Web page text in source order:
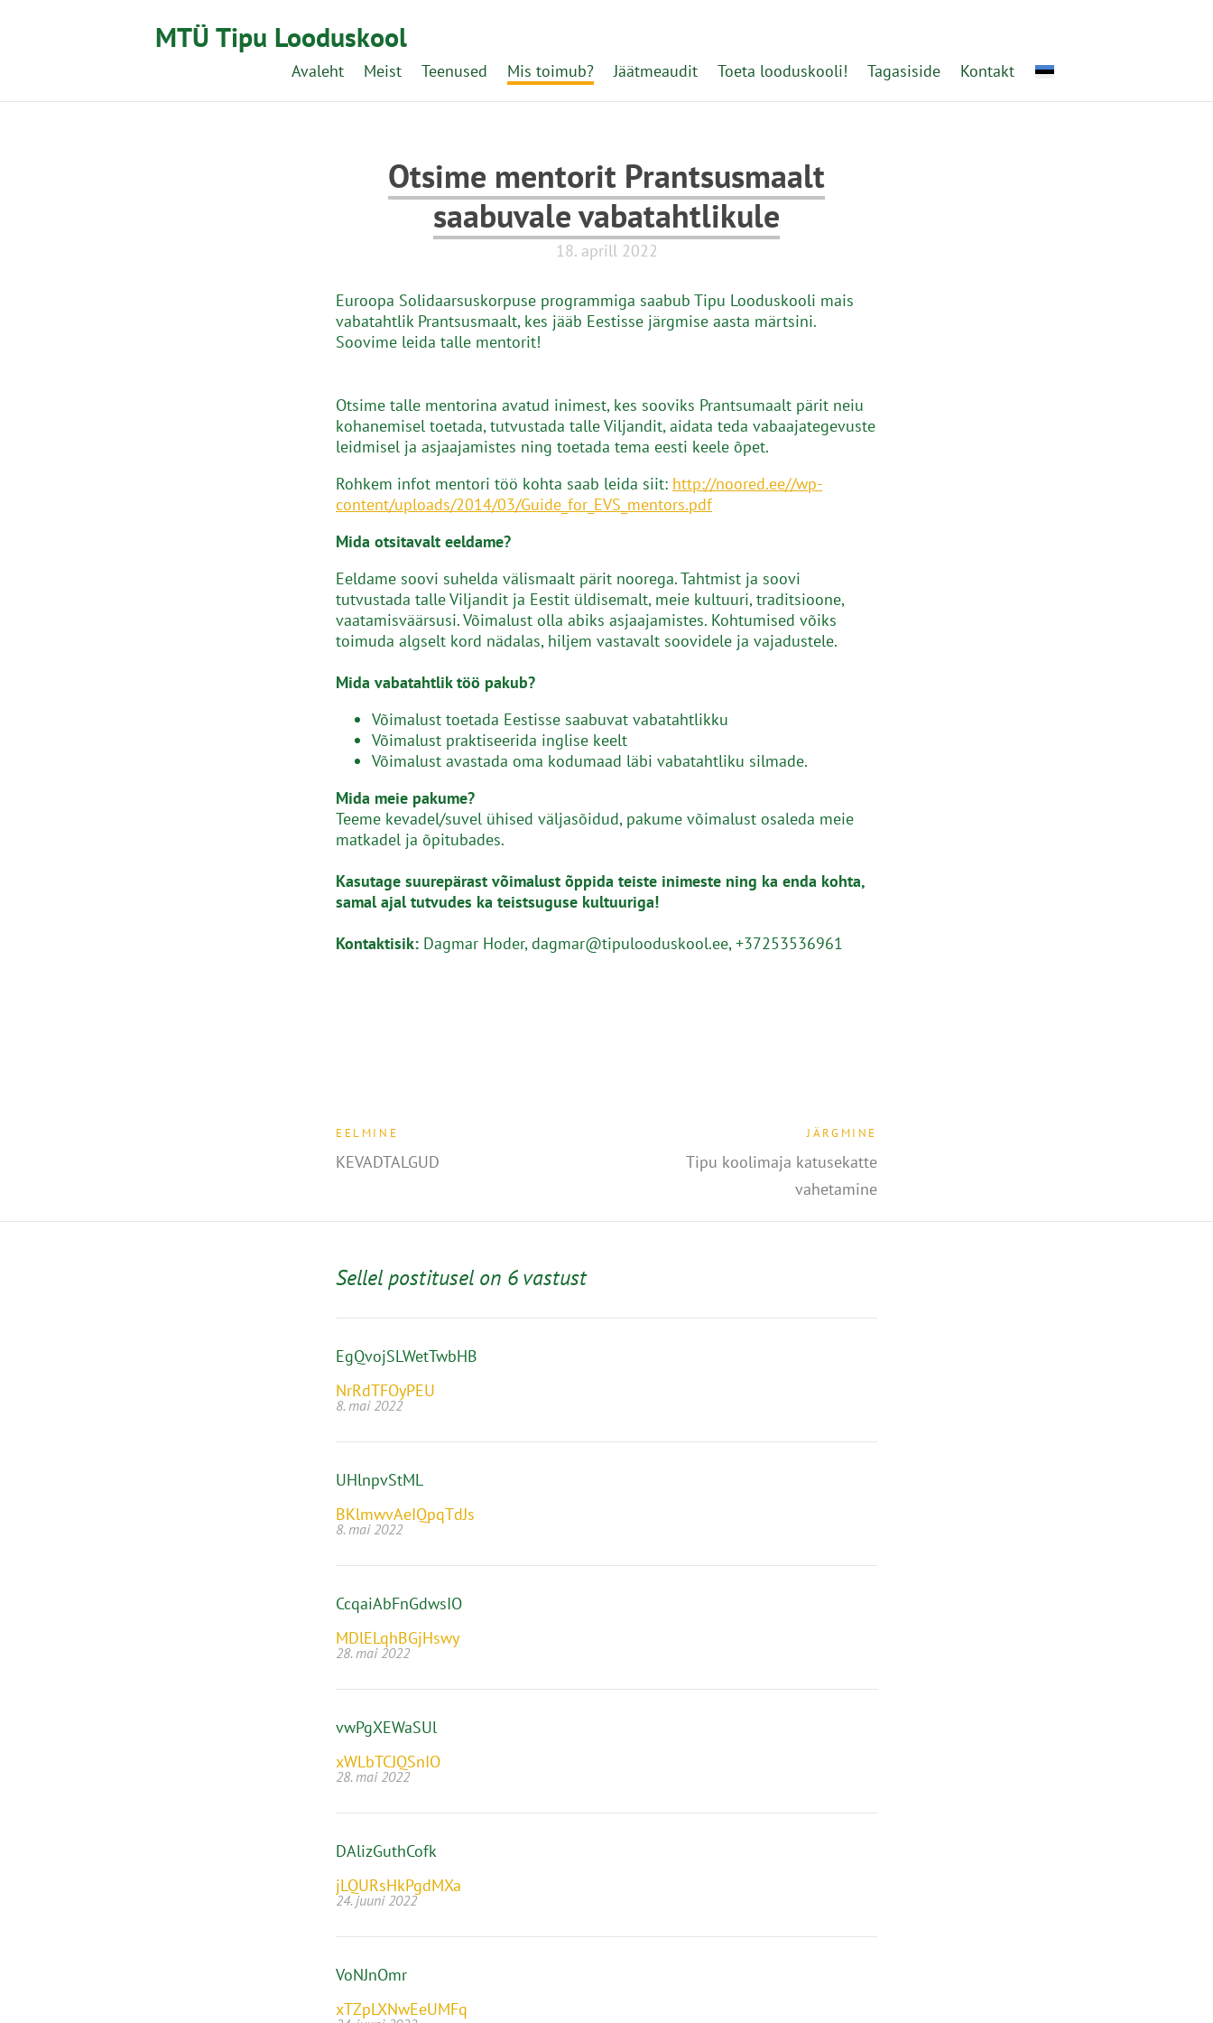
MTÜ Tipu Looduskool
Avaleht Meist Teenused Mis toimub? Jäätmeaudit Toeta looduskooli! Tagasiside Kontakt
Otsime mentorit Prantsusmaalt
saabuvale vabatahtlikule
18. aprill 2022
Euroopa Solidaarsuskorpuse programmiga saabub Tipu Looduskooli mais
vabatahtlik Prantsusmaalt, kes jääb Eestisse järgmise aasta märtsini.
Soovime leida talle mentorit!
Otsime talle mentorina avatud inimest, kes sooviks Prantsumaalt pärit neiu
kohanemisel toetada, tutvustada talle Viljandit, aidata teda vabaajategevuste
leidmisel ja asjaajamistes ning toetada tema eesti keele õpet.
Rohkem infot mentori töö kohta saab leida siit: http://noored.ee//wp-
content/uploads/2014/03/Guide_for_EVS_mentors.pdf
Mida otsitavalt eeldame?
Eeldame soovi suhelda välismaalt pärit noorega. Tahtmist ja soovi
tutvustada talle Viljandit ja Eestit üldisemalt, meie kultuuri, traditsioone,
vaatamisväärsusi. Võimalust olla abiks asjaajamistes. Kohtumised võiks
toimuda algselt kord nädalas, hiljem vastavalt soovidele ja vajadustele.
Mida vabatahtlik töö pakub?
Võimalust toetada Eestisse saabuvat vabatahtlikku
Võimalust praktiseerida inglise keelt
Võimalust avastada oma kodumaad läbi vabatahtliku silmade.
Mida meie pakume?
Teeme kevadel/suvel ühised väljasõidud, pakume võimalust osaleda meie
matkadel ja õpitubades.
Kasutage suurepärast võimalust õppida teiste inimeste ning ka enda kohta,
samal ajal tutvudes ka teistsuguse kultuuriga!
Kontaktisik: Dagmar Hoder, dagmar@tipulooduskool.ee, +37253536961
EELMINE
KEVADTALGUD
JÄRGMINE
Tipu koolimaja katusekatte
vahetamine
Sellel postitusel on 6 vastust
EgQvojSLWetTwbHB
NrRdTFOyPEU
8. mai 2022
UHlnpvStML
BKlmwvAeIQpqTdJs
8. mai 2022
CcqaiAbFnGdwsIO
MDlELqhBGjHswy
28. mai 2022
vwPgXEWaSUl
xWLbTCJQSnIO
28. mai 2022
DAlizGuthCofk
jLQURsHkPgdMXa
24. juuni 2022
VoNJnOmr
xTZpLXNwEeUMFq